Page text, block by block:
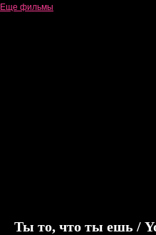
Еще фильмы
Ты то, что ты ешь /